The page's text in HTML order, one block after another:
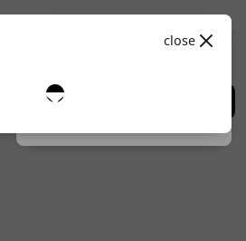
Light
Top Up Game Online: Cara Praktis
close